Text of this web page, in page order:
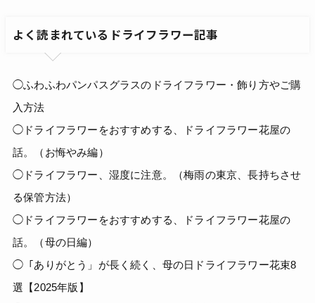
よく読まれているドライフラワー記事
◯ふわふわパンパスグラスのドライフラワー・飾り方やご購
入方法
◯ドライフラワーをおすすめする、ドライフラワー花屋の
話。（お悔やみ編）
◯ドライフラワー、湿度に注意。（梅雨の東京、長持ちさせ
る保管方法）
◯ドライフラワーをおすすめする、ドライフラワー花屋の
話。（母の日編）
◯「ありがとう」が長く続く、母の日ドライフラワー花束8
選【2025年版】